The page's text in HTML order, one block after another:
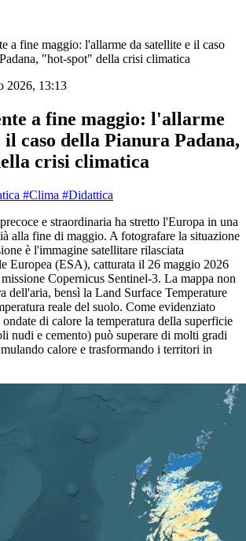
a fine maggio: l'allarme da satellite e il caso
"hot-spot" della crisi climatica
2026, 13:13
a fine maggio: l'allarme
il caso della Pianura Padana,
crisi climatica
#Clima #Didattica
e straordinaria ha stretto l'Europa in una
alla fine di maggio. A fotografare la situazione
è l'immagine satellitare rilasciata
Europea (ESA), catturata il 26 maggio 2026
Copernicus Sentinel-3. La mappa non
dell'aria, bensì la Land Surface Temperature
reale del suolo. Come evidenziato
di calore la temperatura della superficie
nudi e cemento) può superare di molti gradi
calore e trasformando i territori in